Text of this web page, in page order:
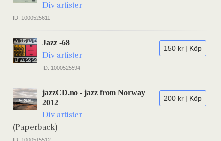
Div artister
ID: 1000525611
150 kr | Köp
Jazz -68
Div artister
ID: 1000525594
200 kr | Köp
jazzCD.no - jazz from Norway
2012
Div artister
(Paperback)
ID: 1000515512